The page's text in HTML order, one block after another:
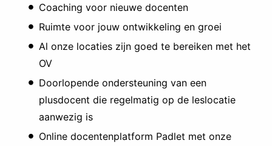
Coaching voor nieuwe docenten
Ruimte voor jouw ontwikkeling en groei
Al onze locaties zijn goed te bereiken met het
OV
Doorlopende ondersteuning van een
plusdocent die regelmatig op de leslocatie
aanwezig is
Online docentenplatform Padlet met onze